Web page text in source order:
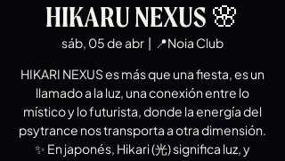
HIKARU NEXUS 🌸
sáb, 05 de abr
  |
📍Noia Club
HIKARI NEXUS es más que una fiesta, es un
llamado a la luz, una conexión entre lo
místico y lo futurista, donde la energía del
psytrance nos transporta a otra dimensión.
✨ En japonés, Hikari (光) significa luz, y